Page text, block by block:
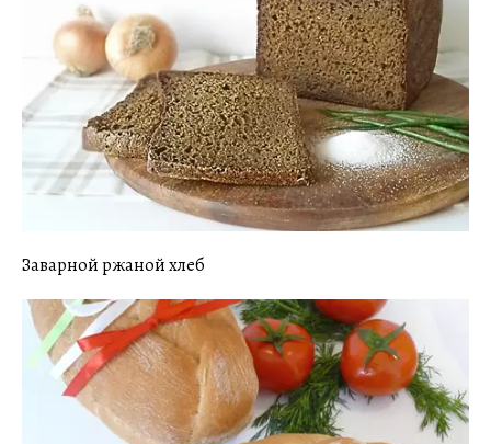
Заварной ржаной хлеб